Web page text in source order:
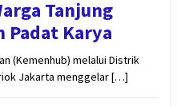
Tanjung
Karya
(Kemenhub) melalui Distrik
Jakarta menggelar […]